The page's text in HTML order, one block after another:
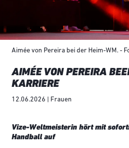
Aimée von Pereira bei der Heim-WM. -
AIMÉE VON PEREIRA
KARRIERE
12.06.2026 | Frauen
Vize-Weltmeisterin hört mit
Handball auf